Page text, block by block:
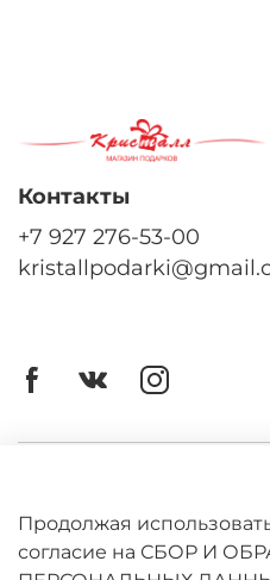
Оферта
Политика
Контакты
+7 927 276-53-00
Продолжая
согласие на СБОР И